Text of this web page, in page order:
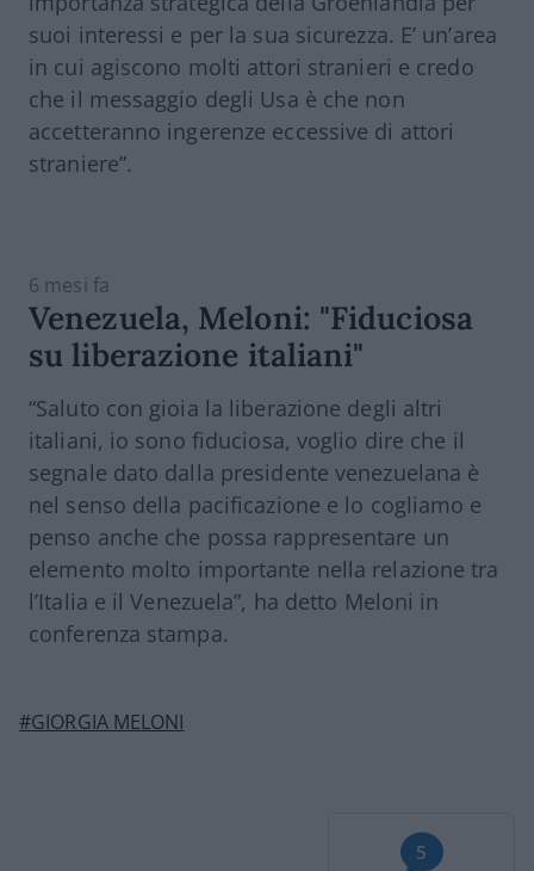
suoi interessi e per la sua sicurezza. E’ un’area
in cui agiscono molti attori stranieri e credo
che il messaggio degli Usa è che non
accetteranno ingerenze eccessive di attori
straniere”.
6 mesi fa
Venezuela, Meloni: "Fiduciosa
su liberazione italiani"
“Saluto con gioia la liberazione degli altri
italiani, io sono fiduciosa, voglio dire che il
segnale dato dalla presidente venezuelana è
nel senso della pacificazione e lo cogliamo e
penso anche che possa rappresentare un
elemento molto importante nella relazione tra
l’Italia e il Venezuela”, ha detto Meloni in
conferenza stampa.
#GIORGIA MELONI
5